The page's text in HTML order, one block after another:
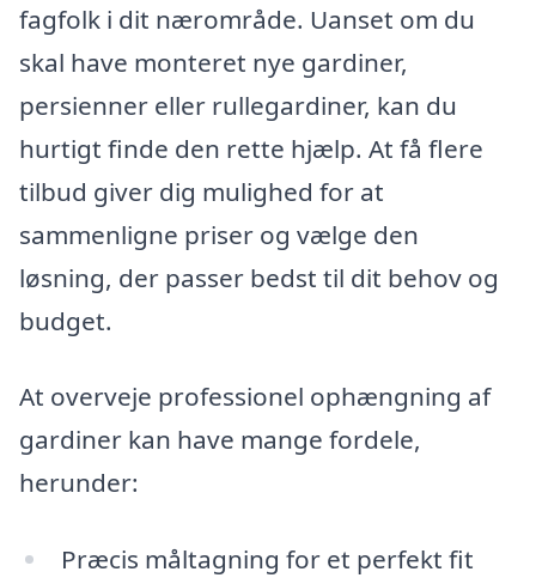
fagfolk i dit nærområde. Uanset om du
skal have monteret nye gardiner,
persienner eller rullegardiner, kan du
hurtigt finde den rette hjælp. At få flere
tilbud giver dig mulighed for at
sammenligne priser og vælge den
løsning, der passer bedst til dit behov og
budget.
At overveje professionel ophængning af
gardiner kan have mange fordele,
herunder:
Præcis måltagning for et perfekt fit